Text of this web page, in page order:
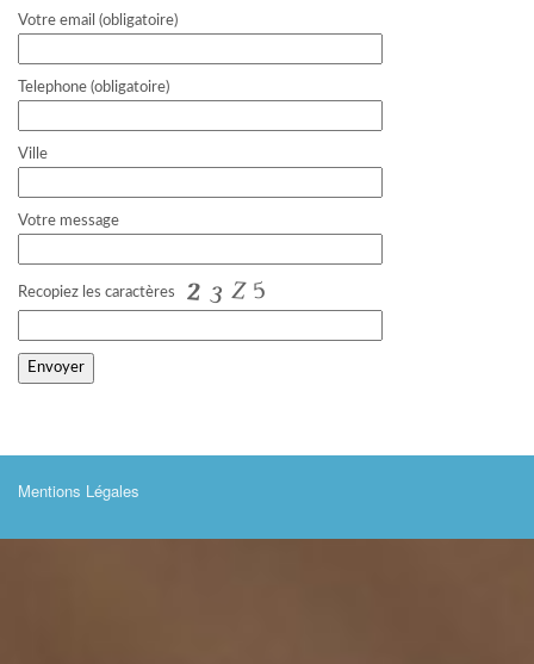
Votre email (obligatoire)
Telephone (obligatoire)
Ville
Votre message
Recopiez les caractères
Mentions Légales